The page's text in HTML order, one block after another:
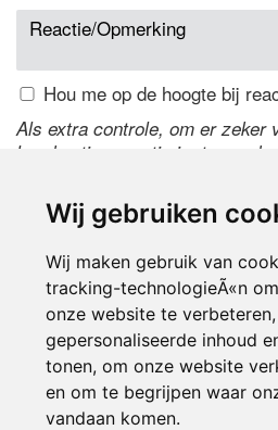
Wij gebruiken
Wij maken gebruik van
tracking-technologieÃ«n
onze website te
gepersonaliseerde inhoud
tonen, om onze website
en om te begrijpen waar
vandaan komen.
Hou me op de hoogte bij
Als extra controle, om er zeker
handmatige reactie is, typ
de code te wijzigen.